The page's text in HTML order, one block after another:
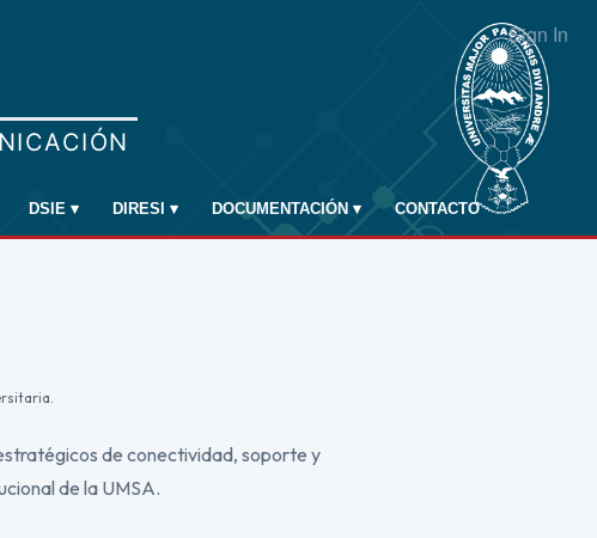
Sign In
DSIE ▾ DIRESI ▾ DOCUMENTACIÓN ▾ CONTACTO
de conectividad, soporte y
de la UMSA.